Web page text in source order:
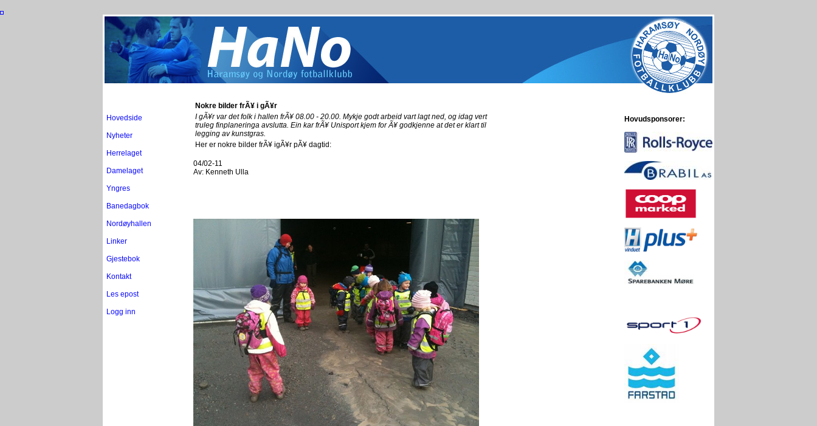
Hovedside
Nyheter
Herrelaget
Damelaget
Yngres
Banedagbok
Nordøyhallen
Linker
Gjestebok
Kontakt
Les epost
Logg inn
Nokre bilder frÃ¥ i gÃ¥r
I gÃ¥r var det folk i hallen frÃ¥ 08.00 - 20.00. Mykje godt arbeid vart lagt ned, og idag vert
truleg finplaneringa avslutta. Ein kar frÃ¥ Unisport kjem for Ã¥ godkjenne at det er klart til
legging av kunstgras.
Her er nokre bilder frÃ¥ igÃ¥r pÃ¥ dagtid:
04/02-11
Av: Kenneth Ulla
Hovudsponsorer: